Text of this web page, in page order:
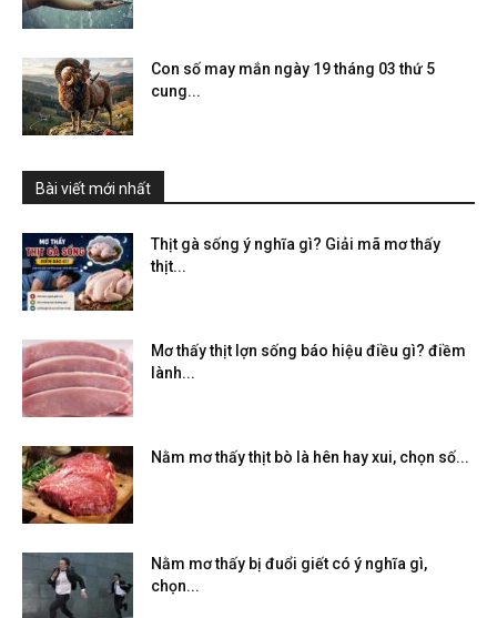
Con số may mắn ngày 19 tháng 03 thứ 5
cung...
Bài viết mới nhất
Thịt gà sống ý nghĩa gì? Giải mã mơ thấy
thịt...
Mơ thấy thịt lợn sống báo hiệu điều gì? điềm
lành...
Nằm mơ thấy thịt bò là hên hay xui, chọn số...
Nằm mơ thấy bị đuổi giết có ý nghĩa gì,
chọn...